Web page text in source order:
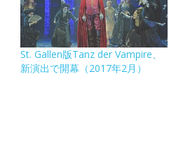
St. Gallen版Tanz der Vampire、
新演出で開幕（2017年2月）